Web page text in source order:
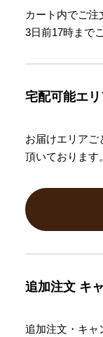
カート内でご
3日前17時まで
宅配可能エ
お届けエリアご
頂いております。
追加注文 キ
追加注文・キャ